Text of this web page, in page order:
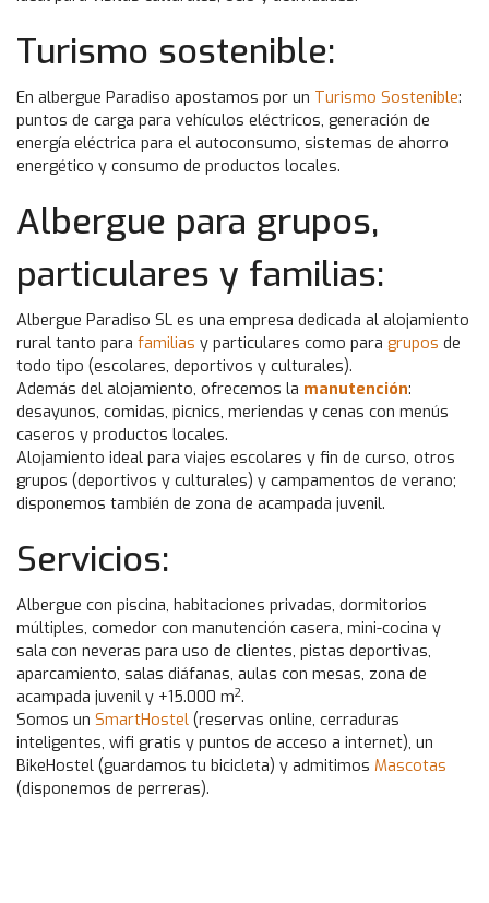
Turismo sostenible:
En albergue Paradiso apostamos por un Turismo Sostenible:
puntos de carga para vehículos eléctricos, generación de
energía eléctrica para el autoconsumo, sistemas de ahorro
energético y consumo de productos locales.
Albergue para grupos,
particulares y familias:
Albergue Paradiso SL es una empresa dedicada al alojamiento
rural tanto para familias y particulares como para grupos de
todo tipo (escolares, deportivos y culturales).
Además del alojamiento, ofrecemos la manutención:
desayunos, comidas, picnics, meriendas y cenas con menús
caseros y productos locales.
Alojamiento ideal para viajes escolares y fin de curso, otros
grupos (deportivos y culturales) y campamentos de verano;
disponemos también de zona de acampada juvenil.
Servicios:
Albergue con piscina, habitaciones privadas, dormitorios
múltiples, comedor con manutención casera, mini-cocina y
sala con neveras para uso de clientes, pistas deportivas,
aparcamiento, salas diáfanas, aulas con mesas, zona de
acampada juvenil y +15.000 m2.
Somos un SmartHostel (reservas online, cerraduras
inteligentes, wifi gratis y puntos de acceso a internet), un
BikeHostel (guardamos tu bicicleta) y admitimos Mascotas
(disponemos de perreras).